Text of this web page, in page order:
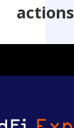
actions